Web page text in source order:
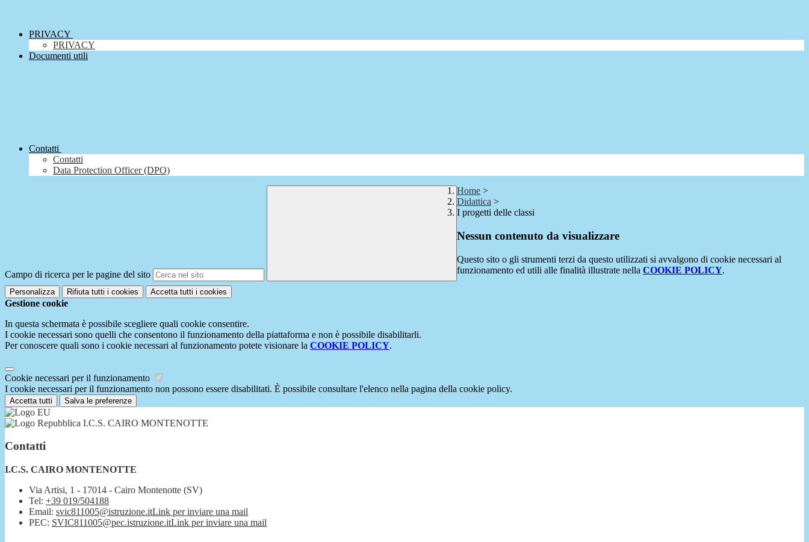
PRIVACY
PRIVACY
Documenti utili
Contatti
Contatti
Data Protection Officer (DPO)
Campo di ricerca per le pagine del sito
Home >
Didattica >
I progetti delle classi
Nessun contenuto da visualizzare
Questo sito o gli strumenti terzi da questo utilizzati si avvalgono di cookie necessari al
funzionamento ed utili alle finalità illustrate nella COOKIE POLICY.
Personalizza Rifiuta tutti i cookies Accetta tutti i cookies
Gestione cookie
In questa schermata è possibile scegliere quali cookie consentire.
I cookie necessari sono quelli che consentono il funzionamento della piattaforma e non è possibile disabilitarli.
Per conoscere quali sono i cookie necessari al funzionamento potete visionare la COOKIE POLICY.
Cookie necessari per il funzionamento
I cookie necessari per il funzionamento non possono essere disabilitati. È possibile consultare l'elenco nella pagina della cookie policy.
Accetta tutti Salva le preferenze
I.C.S. CAIRO MONTENOTTE
Contatti
I.C.S. CAIRO MONTENOTTE
Via Artisi, 1 - 17014 - Cairo Montenotte (SV)
Tel: +39 019/504188
Email: svic811005@istruzione.itLink per inviare una mail
PEC: SVIC811005@pec.istruzione.itLink per inviare una mail